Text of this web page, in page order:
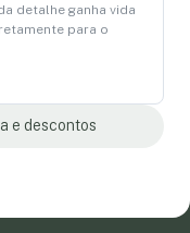
detalhe ganha vida
para o
e descontos